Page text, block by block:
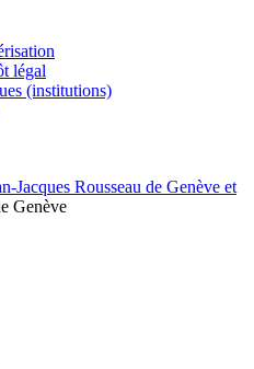
légal
(institutions)